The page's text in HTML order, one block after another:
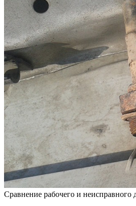
Сравнение рабочего и неисправного